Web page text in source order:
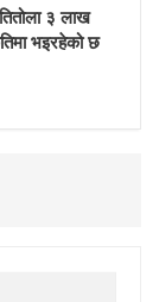
३ लाख
भइरहेको छ